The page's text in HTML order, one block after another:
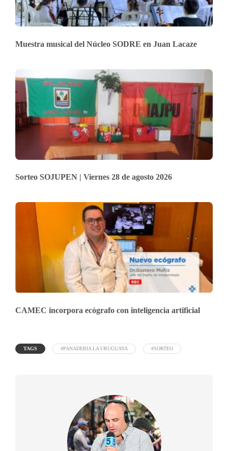
Muestra musical del Núcleo SODRE en Juan Lacaze
Sorteo SOJUPEN | Viernes 28 de agosto 2026
CAMEC incorpora ecógrafo con inteligencia artificial
TAGS #PANADERIA LA URUGUAYA #SORTEO